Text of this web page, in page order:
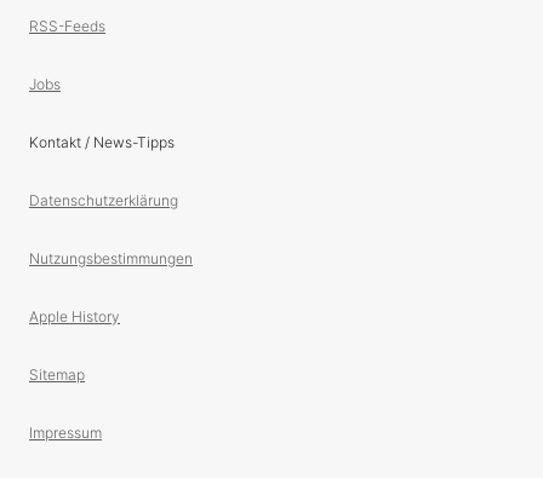
RSS-Feeds
Jobs
Kontakt / News-Tipps
Datenschutzerklärung
Nutzungsbestimmungen
Apple History
Sitemap
Impressum